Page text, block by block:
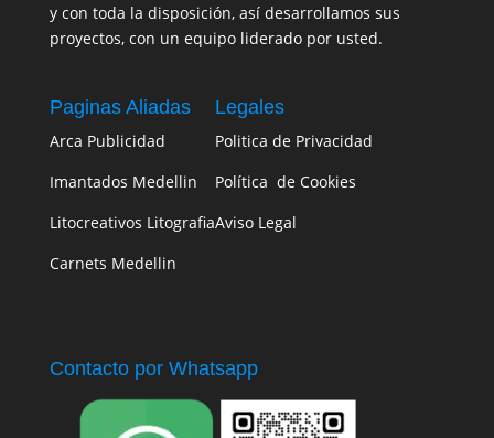
y con toda la disposición, así desarrollamos sus
proyectos, con un equipo liderado por usted.
Paginas Aliadas
Arca Publicidad
Imantados Medellin
Litocreativos Litografia
Carnets Medellin
Legales
Politica de Privacidad
Política de Cookies
Aviso Legal
Contacto por Whatsapp